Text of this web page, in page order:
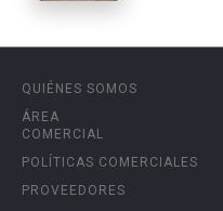
QUIÉNES SOMOS
ÁREA
COMERCIAL
POLÍTICAS COMERCIALES
PROVEEDORES